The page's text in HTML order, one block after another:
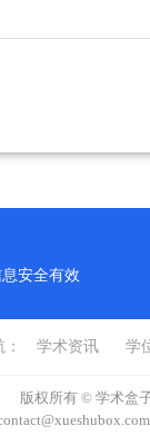
安全有效
学术资讯 学
版权所有 © 学术盒